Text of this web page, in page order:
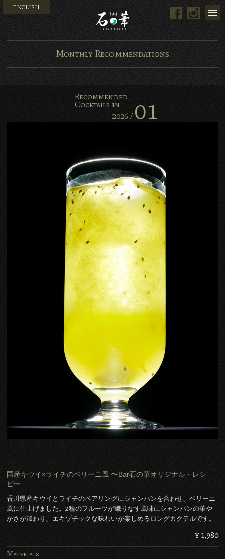
Bar 石の華 -BAR
ENGLISH Facebook
Monthly Recommendations
Recommended
Cocktails in
2026 / 01
国産キウイ×ライチのベリーニ風 〜Bar石の華オリジナル・レシ
ピ〜
香川県産キウイとライチのペアリングにシャンパンを合わせ、ベリーニ
風に仕上げました。2種のフルーツが織りなす風味にシャンパンの華や
かさが加わり、エキゾチックな味わいが楽しめるロングカクテルです。
¥ 1,980
Materials